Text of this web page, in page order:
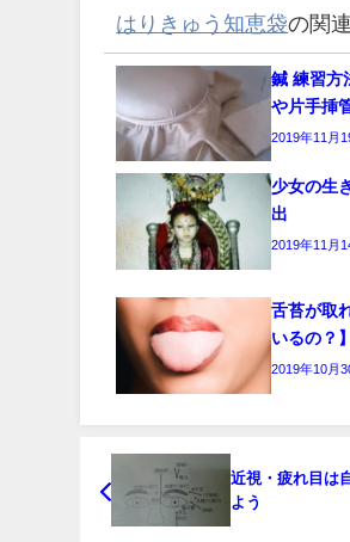
はりきゅう知恵袋の関
鍼 練習方
や片手挿
2019年11月
少女の生
出
2019年11月
舌苔が取
いるの？
2019年10月
近視・疲れ目は
よう